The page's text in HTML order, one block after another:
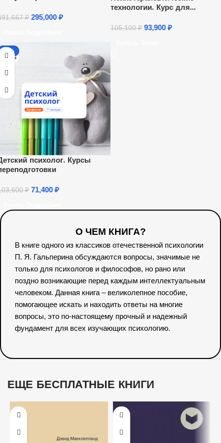
₽ 295,000 ₽
технологии. Курс для
105,100₽ 93,900 ₽
-31%
психолог. Курсы
₽ 71,400 ₽
О ЧЕМ КНИГА?
В книге одного из классиков отечественной психологии
П. Я. Гальперина обсуждаются вопросы, значимые не
только для психологов и философов, но рано или
поздно возникающие перед каждым интеллектуальным
человеком. Данная книга – великолепное пособие,
помогающее искать и находить ответы на многие
вопросы, это по-настоящему прочный и надежный
фундамент для всех изучающих психологию.
ЕЩЕ БЕСПЛАТНЫЕ КНИГИ